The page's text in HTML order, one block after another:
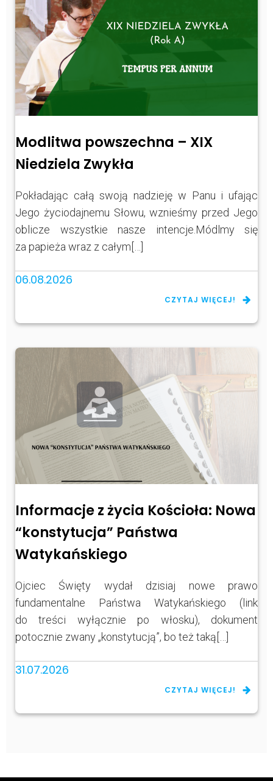
Modlitwa powszechna – XIX
Niedziela Zwykła
Pokładając całą swoją nadzieję w Panu i ufając
Jego życiodajnemu Słowu, wznieśmy przed Jego
oblicze wszystkie nasze intencje.Módlmy się
za papieża wraz z całym[…]
06.08.2026
CZYTAJ WIĘCEJ!
Informacje z życia Kościoła: Nowa
“konstytucja” Państwa
Watykańskiego
Ojciec Święty wydał dzisiaj nowe prawo
fundamentalne Państwa Watykańskiego (link
do treści wyłącznie po włosku), dokument
potocznie zwany „konstytucją”, bo też taką[…]
31.07.2026
CZYTAJ WIĘCEJ!